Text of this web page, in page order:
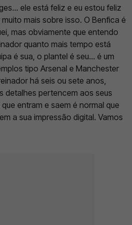
ele está feliz e eu estou feliz
mais sobre isso. O Benfica é
mas obviamente que entendo
quanto mais tempo está
é sua, o plantel é seu... é um
tipo Arsenal e Manchester
há seis ou sete anos,
detalhes pertencem aos seus
entram e saem é normal que
a sua impressão digital. Vamos